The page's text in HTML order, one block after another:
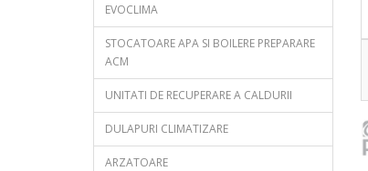
EVOCLIMA
STOCATOARE APA SI BOILERE PREPARARE
ACM
UNITATI DE RECUPERARE A CALDURII
DULAPURI CLIMATIZARE
ARZATOARE